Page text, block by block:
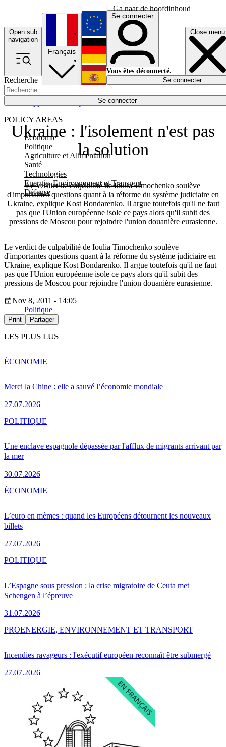
Ga naar de hoofdinhoud
Open sub
navigation
Close menu
Recherche
Se connecter
POLICY AREAS
Economie
Politique
Agriculture et Alimentation
Santé
Technologies
Energie, Environnement et Transport
Défense
Économie
Français
English
Deutsch
Español
Se connecter
Vous êtes déconnecté.
Se connecter
Ukraine : l'isolement n'est pas
la solution
Le verdict de culpabilité de Ioulia Timochenko soulève
d'importantes questions quant à la réforme du système judiciaire en
Ukraine, explique Kost Bondarenko. Il argue toutefois qu'il ne faut
pas que l'Union européenne isole ce pays alors qu'il subit des
pressions de Moscou pour rejoindre l'union douanière eurasienne.
Le verdict de culpabilité de Ioulia Timochenko soulève
d'importantes questions quant à la réforme du système judiciaire en
Ukraine, explique Kost Bondarenko. Il argue toutefois qu'il ne faut
pas que l'Union européenne isole ce pays alors qu'il subit des
pressions de Moscou pour rejoindre l'union douanière eurasienne.
Nov 8, 2011 - 14:05
Politique
Print Partager
LES PLUS LUS
Merci la Chine : elle a sauvé l’économie mondiale
27.07.2026
ÉCONOMIE
Une enclave espagnole dépassée par l'afflux de migrants arrivant par
la mer
30.07.2026
POLITIQUE
L’euro en mèmes : quand les Européens détournent les nouveaux
billets
27.07.2026
ÉCONOMIE
L’Espagne sous pression : la crise migratoire de Ceuta met
Schengen à l’épreuve
31.07.2026
POLITIQUE
Incendies ravageurs : l'exécutif européen reconnaît être submergé
27.07.2026
PROENERGIE, ENVIRONNEMENT ET TRANSPORT